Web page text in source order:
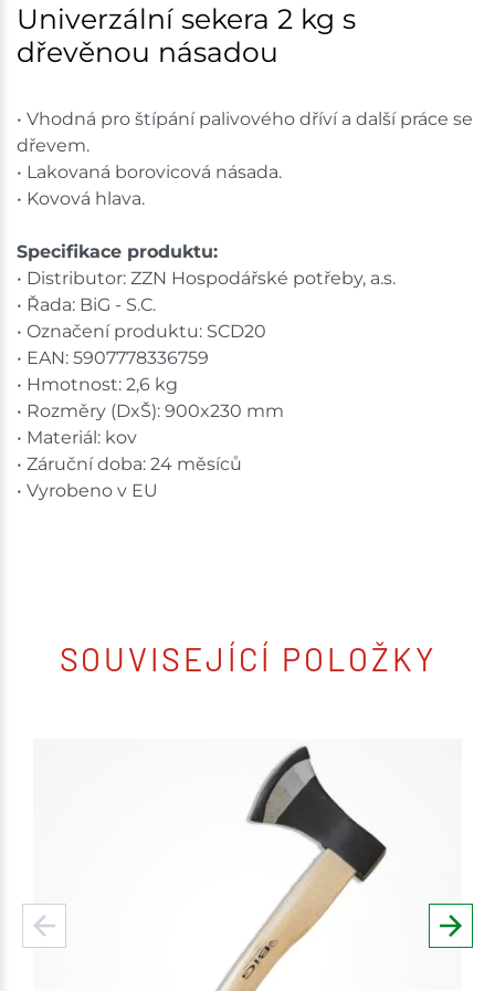
Bystřice
Nové Město
Skladem na prodejně - doručení do 7 dnů
Skladové množství na prodejnách je pouze orientační.
Ceny na prodejnách se mohou lišit od cen na e-
shopu.
Univerzální sekera 2 kg s
dřevěnou násadou
• Vhodná pro štípání palivového dříví a další práce se
dřevem.
• Lakovaná borovicová násada.
• Kovová hlava.
Specifikace produktu:
• Distributor: ZZN Hospodářské potřeby, a.s.
• Řada: BiG - S.C.
• Označení produktu: SCD20
• EAN: 5907778336759
• Hmotnost: 2,6 kg
• Rozměry (DxŠ): 900x230 mm
• Materiál: kov
• Záruční doba: 24 měsíců
• Vyrobeno v EU
SOUVISEJÍCÍ POLOŽKY